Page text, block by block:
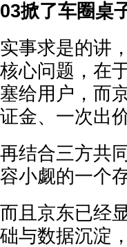
03掀了车圈桌
实事求是的讲
核心问题，在
塞给用户，而
证金、一次出
再结合三方共
容小觑的一个存
而且京东已经
础与数据沉淀